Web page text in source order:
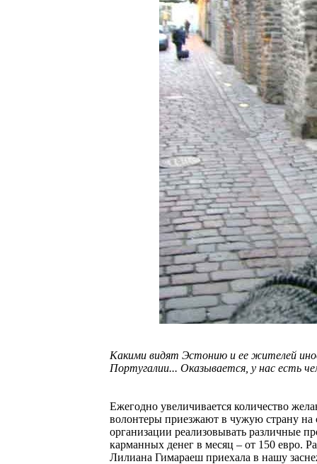
Какими видят Эстонию и ее жителей
Португалии... Оказывается, у нас есть
Ежегодно увеличивается количество
волонтеры приезжают в чужую страну
организации реализовывать различные
карманных денег в месяц – от 150 евро.
Лилиана Гимараеш приехала в нашу